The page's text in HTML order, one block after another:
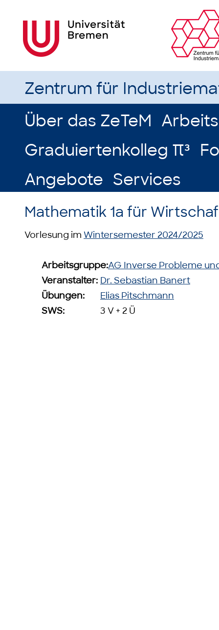
Zentrum für
Über das ZeTeM
Graduiertenkolleg π³
Angebote Services
Mathematik 1a für
Vorlesung im Wintersemester 2024/2025
Arbeitsgruppe:AG Inverse Probleme
Veranstalter: Dr. Sebastian Banert
Übungen:
Elias Pitschmann
SWS:
3 V + 2 Ü